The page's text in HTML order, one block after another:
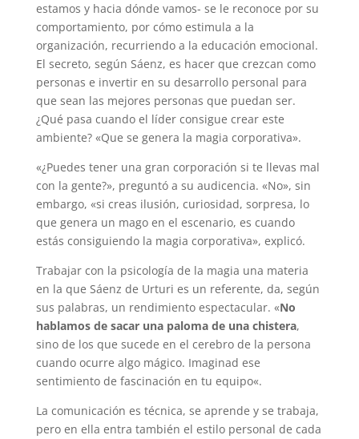
estamos y hacia dónde vamos- se le reconoce por su
comportamiento, por cómo estimula a la
organización, recurriendo a la educación emocional.
El secreto, según Sáenz, es hacer que crezcan como
personas e invertir en su desarrollo personal para
que sean las mejores personas que puedan ser.
¿Qué pasa cuando el líder consigue crear este
ambiente? «Que se genera la magia corporativa».
«¿Puedes tener una gran corporación si te llevas mal
con la gente?», preguntó a su audicencia. «No», sin
embargo, «si creas ilusión, curiosidad, sorpresa, lo
que genera un mago en el escenario, es cuando
estás consiguiendo la magia corporativa», explicó.
Trabajar con la psicología de la magia una materia
en la que Sáenz de Urturi es un referente, da, según
sus palabras, un rendimiento espectacular. «No
hablamos de sacar una paloma de una chistera,
sino de los que sucede en el cerebro de la persona
cuando ocurre algo mágico. Imaginad ese
sentimiento de fascinación en tu equipo«.
La comunicación es técnica, se aprende y se trabaja,
pero en ella entra también el estilo personal de cada